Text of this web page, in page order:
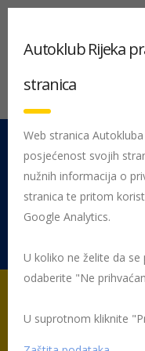
051 212 442
Pon - Pet 08:00 -
Rujevica 9/1,
Početna Posljednje
Autoklub Rijeka
stranica
Web stranica
posjećenost svojih
nužnih informacija o
stranica te pritom
Google Analytics.
U koliko ne želite da
odaberite "Ne
U suprotnom kliknite